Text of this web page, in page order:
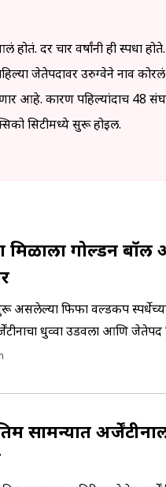
दर चार वर्षांनी ही स्पर्धा
जेतेपदावर उरुग्वेने नाव कोरलं
आहे. कारण पहिल्यांदाच 48 संघ
सिटीमध्ये सुरू होईल.
मिळाला गोल्डन
फिफा वर्ल्डकप
धुव्वा उडवला आणि जेतेपद
का? चला जाणून घेऊयात..
सामन्यात